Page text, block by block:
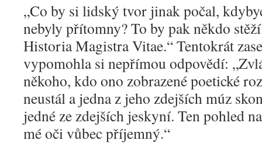
„Co by si lidský tvor jinak počal,
nebyly přítomny? To by pak někdo
Historia Magistra Vitae.“ Tentokrát
vypomohla si nepřímou odpovědí:
někoho, kdo ono zobrazené poetické
neustál a jedna z jeho zdejších múz
jedné ze zdejších jeskyní. Ten pohled
mé oči vůbec příjemný.“